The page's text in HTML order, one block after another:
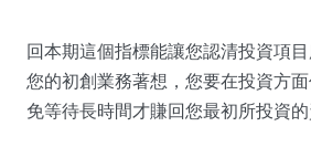
回本期這個指標能讓您認清投資項
您的初創業務著想，您要在投資方
免等待長時間才賺回您最初所投資的